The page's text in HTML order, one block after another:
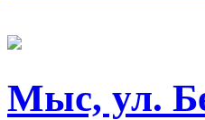
Мыс, ул.